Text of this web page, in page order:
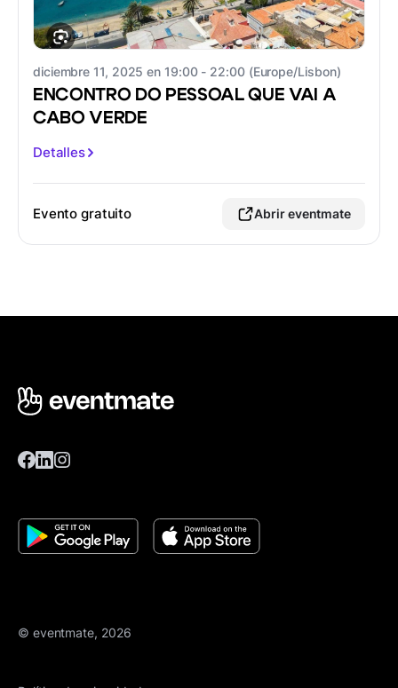
diciembre 11, 2025 en 19:00 - 22:00 (Europe/Lisbon)
ENCONTRO DO PESSOAL QUE VAI A
CABO VERDE
Detalles
Evento gratuito Abrir eventmate
© eventmate, 2026